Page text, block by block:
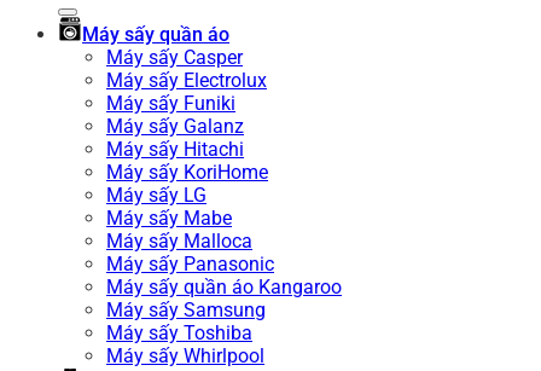
Máy sấy quần áo
Máy sấy Casper
Máy sấy Electrolux
Máy sấy Funiki
Máy sấy Galanz
Máy sấy Hitachi
Máy sấy KoriHome
Máy sấy LG
Máy sấy Mabe
Máy sấy Malloca
Máy sấy Panasonic
Máy sấy quần áo Kangaroo
Máy sấy Samsung
Máy sấy Toshiba
Máy sấy Whirlpool